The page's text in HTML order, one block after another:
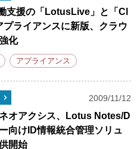
支援の「LotusLive」と「Cl
ライアンスに新版、クラウ
化
アプライアンス
2009/11/12
オアクシス、Lotus Notes/D
向けID情報統合管理ソリュ
開始